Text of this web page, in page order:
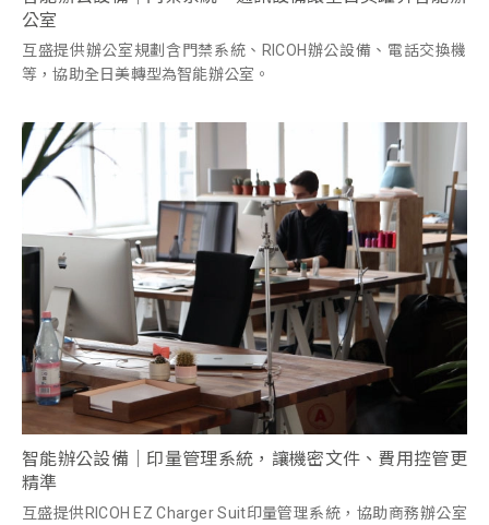
公室
互盛提供辦公室規劃含門禁系統、RICOH辦公設備、電話交換機
等，協助全日美轉型為智能辦公室。
智能辦公設備｜印量管理系統，讓機密文件、費用控管更
精準
互盛提供RICOH EZ Charger Suit印量管理系統，協助商務辦公室